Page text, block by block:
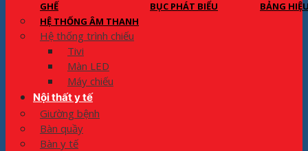
GHẾ
BỤC PHÁT BIỂU
BẢNG
HỆ THỐNG ÂM THANH
Hệ thống trình chiếu
Tivi
Màn LED
Máy chiếu
Nội thất y tế
Giường bệnh
Bàn quầy
Bàn y tế